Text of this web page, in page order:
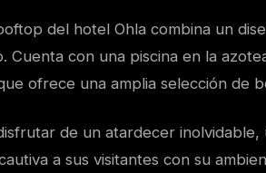
del hotel Ohla combina un
Cuenta con una piscina en la
ofrece una amplia selección de
de un atardecer
a sus visitantes con su